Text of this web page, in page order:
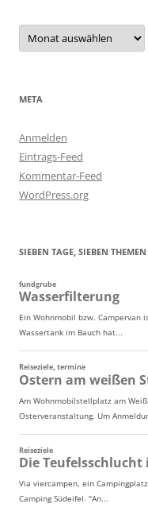
Archiv
META
Anmelden
Eintrags-Feed
Kommentar-Feed
WordPress.org
SIEBEN TAGE, SIEBEN THEMEN